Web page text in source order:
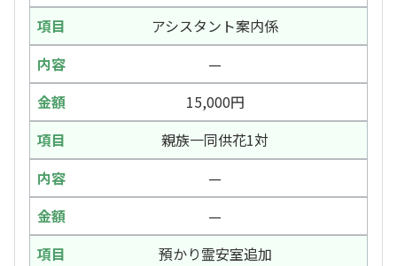
アシスタント案内係
—
15,000円
親族一同供花1対
—
—
預かり霊安室追加